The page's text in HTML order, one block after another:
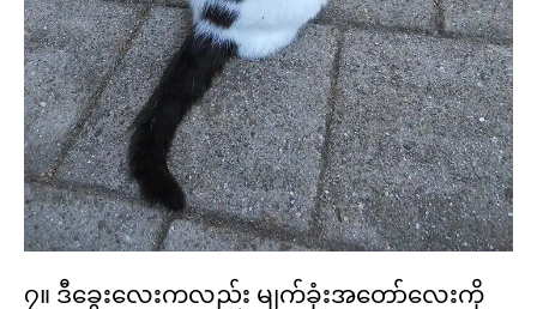
၇။ ဒီခွေးလေးကလည်း မျက်ခုံးအတော်လေးကို